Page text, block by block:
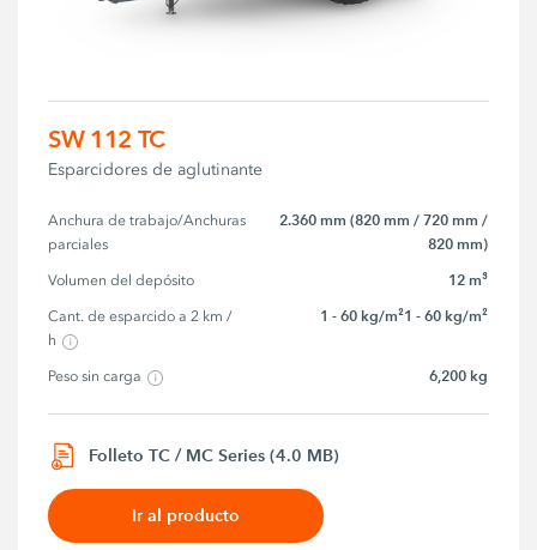
SW 112 TC
Esparcidores de aglutinante
Anchura de trabajo/Anchuras
parciales
2.360 mm (820 mm / 720 mm /
820 mm)
Volumen del depósito 12 m³
Cant. de esparcido a 2 km /
h
1 - 60 kg/m²1 - 60 kg/m²
Peso sin carga 6,200 kg
Folleto TC / MC Series (4.0 MB)
Ir al producto